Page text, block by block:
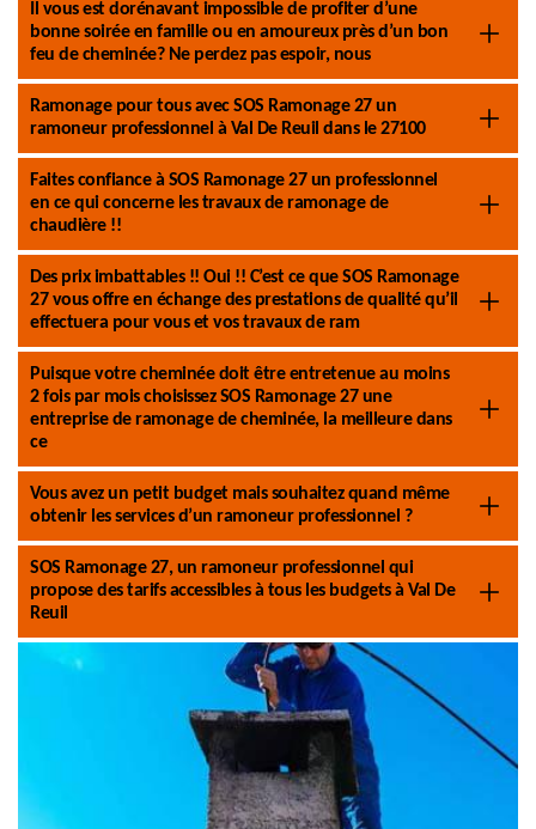
Il vous est dorénavant impossible de profiter d’une
bonne soirée en famille ou en amoureux près d’un bon
feu de cheminée? Ne perdez pas espoir, nous
Ramonage pour tous avec SOS Ramonage 27 un
ramoneur professionnel à Val De Reuil dans le 27100
Faites confiance à SOS Ramonage 27 un professionnel
en ce qui concerne les travaux de ramonage de
chaudière !!
Des prix imbattables !! Oui !! C’est ce que SOS Ramonage
27 vous offre en échange des prestations de qualité qu’il
effectuera pour vous et vos travaux de ram
Puisque votre cheminée doit être entretenue au moins
2 fois par mois choisissez SOS Ramonage 27 une
entreprise de ramonage de cheminée, la meilleure dans
ce
Vous avez un petit budget mais souhaitez quand même
obtenir les services d’un ramoneur professionnel ?
SOS Ramonage 27, un ramoneur professionnel qui
propose des tarifs accessibles à tous les budgets à Val De
Reuil